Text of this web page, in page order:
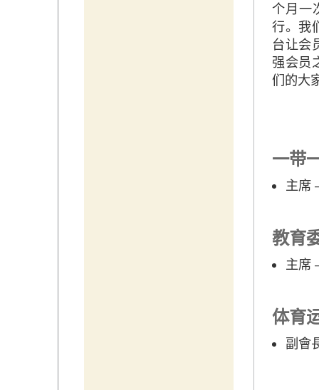
个月一
行。我
台让会
强会员
们的大
一带
主席
教育
主
体育
副